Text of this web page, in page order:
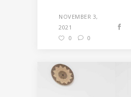
NOVEMBER 3,
2021
0
0